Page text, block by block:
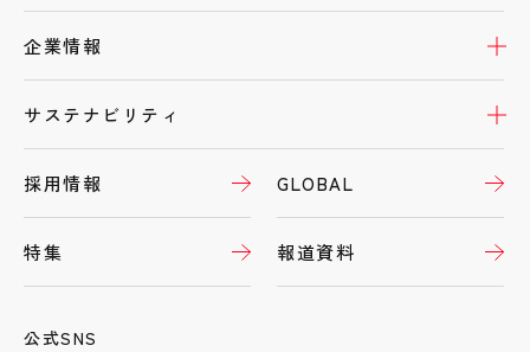
企業情報
サステナビリティ
採用情報 GLOBAL
特集 報道資料
公式SNS